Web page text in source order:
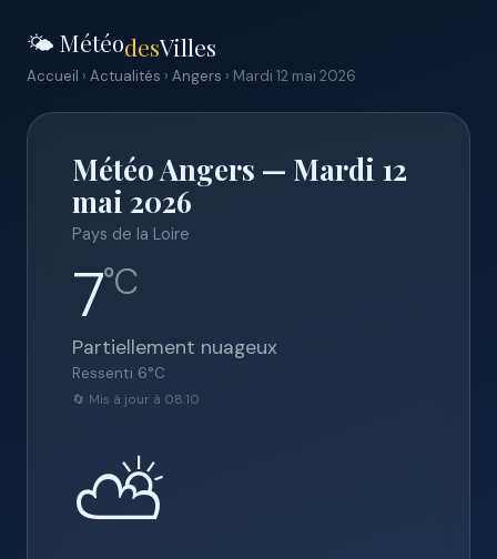
🌤️ MétéodesVilles
Accueil › Actualités › Angers › Mardi 12 mai 2026
Météo Angers — Mardi 12
mai 2026
Pays de la Loire
7°C
Partiellement nuageux
Ressenti 6°C
🔄 Mis à jour à 08:10
⛅